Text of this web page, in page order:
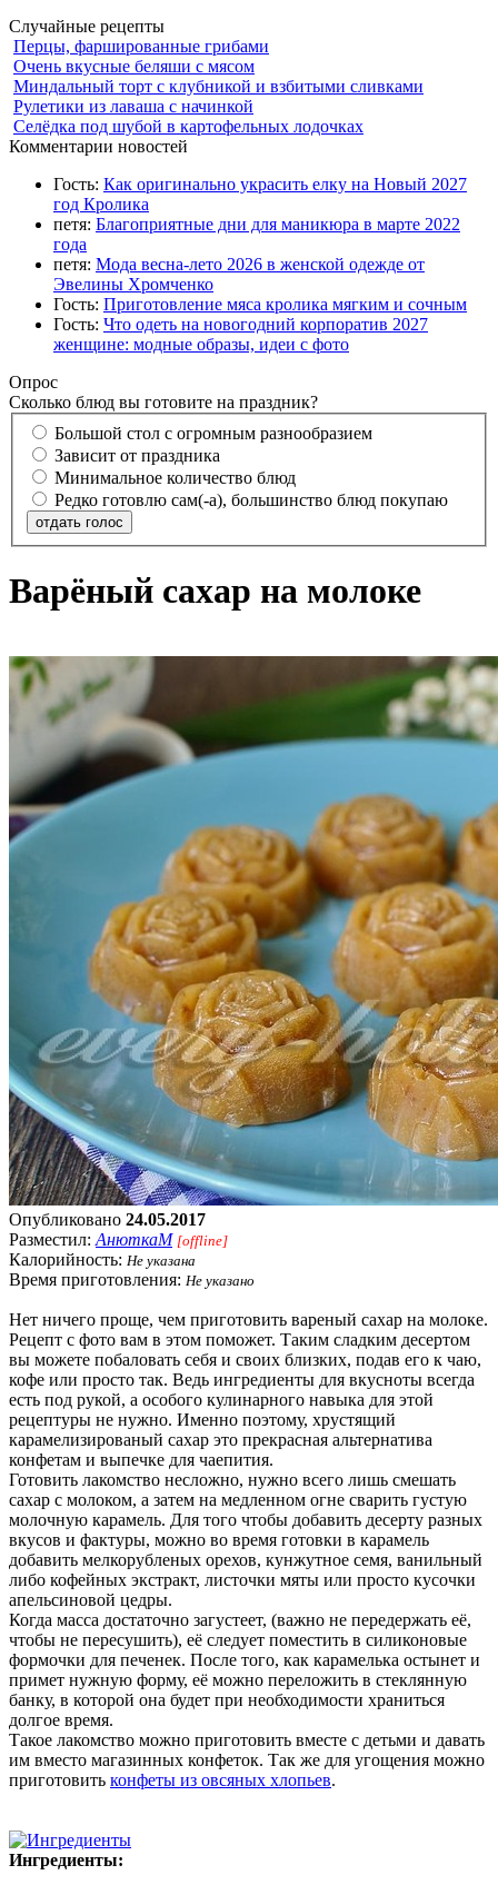
Случайные рецепты
Перцы, фаршированные грибами
Очень вкусные беляши с мясом
Миндальный торт с клубникой и взбитыми сливками
Рулетики из лаваша с начинкой
Селёдка под шубой в картофельных лодочках
Комментарии новостей
Гость: Как оригинально украсить елку на Новый 2027
год Кролика
петя: Благоприятные дни для маникюра в марте 2022
года
петя: Мода весна-лето 2026 в женской одежде от
Эвелины Хромченко
Гость: Приготовление мяса кролика мягким и сочным
Гость: Что одеть на новогодний корпоратив 2027
женщине: модные образы, идеи с фото
Опрос
Сколько блюд вы готовите на праздник?
Большой стол с огромным разнообразием
Зависит от праздника
Минимальное количество блюд
Редко готовлю сам(-а), большинство блюд покупаю
отдать голос
Варёный сахар на молоке
Опубликовано 24.05.2017
Разместил: АнюткаM [offline]
Калорийность: Не указана
Время приготовления: Не указано
Нет ничего проще, чем приготовить вареный сахар на молоке.
Рецепт с фото вам в этом поможет. Таким сладким десертом
вы можете побаловать себя и своих близких, подав его к чаю,
кофе или просто так. Ведь ингредиенты для вкусноты всегда
есть под рукой, а особого кулинарного навыка для этой
рецептуры не нужно. Именно поэтому, хрустящий
карамелизированый сахар это прекрасная альтернатива
конфетам и выпечке для чаепития.
Готовить лакомство несложно, нужно всего лишь смешать
сахар с молоком, а затем на медленном огне сварить густую
молочную карамель. Для того чтобы добавить десерту разных
вкусов и фактуры, можно во время готовки в карамель
добавить мелкорубленых орехов, кунжутное семя, ванильный
либо кофейных экстракт, листочки мяты или просто кусочки
апельсиновой цедры.
Когда масса достаточно загустеет, (важно не передержать её,
чтобы не пересушить), её следует поместить в силиконовые
формочки для печенек. После того, как карамелька остынет и
примет нужную форму, её можно переложить в стеклянную
банку, в которой она будет при необходимости храниться
долгое время.
Такое лакомство можно приготовить вместе с детьми и давать
им вместо магазинных конфеток. Так же для угощения можно
приготовить конфеты из овсяных хлопьев.
Ингредиенты: